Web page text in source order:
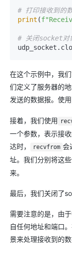
# 打印接收到的
print (
# 关闭socket对
在这个示例中，我
们定义了服务器的
发送的数据报。使用
接着，我们使用
一个参数，表示接
达时，
recvfrom 会
址。我们分别将这
来。
最后，我们关闭了
需要注意的是，由
自任何地址和端口
景来处理接收到的数